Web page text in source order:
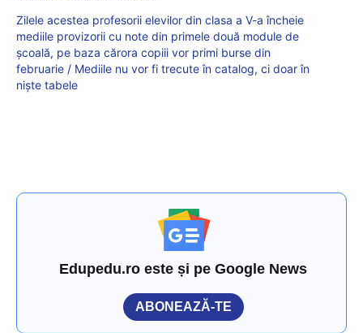
Zilele acestea profesorii elevilor din clasa a V-a încheie
mediile provizorii cu note din primele două module de
școală, pe baza cărora copiii vor primi burse din
februarie / Mediile nu vor fi trecute în catalog, ci doar în
niște tabele
Edupedu.ro este și pe Google News
ABONEAZĂ-TE